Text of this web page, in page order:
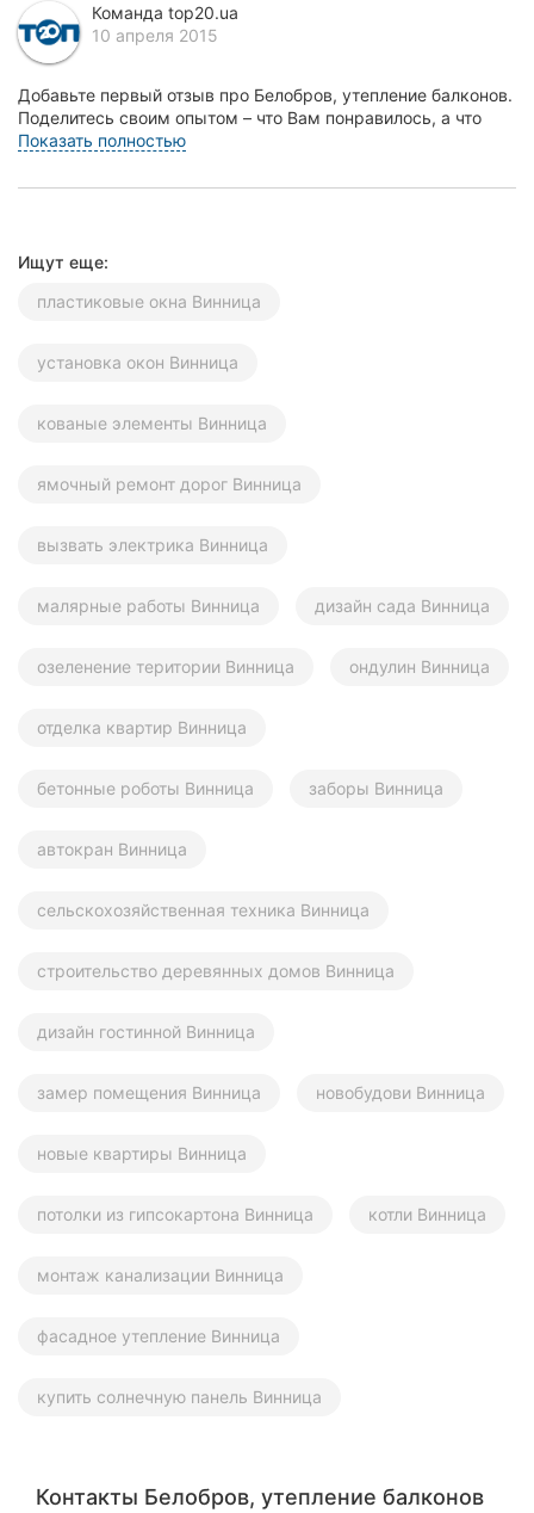
Херсон
Полтава
Чернигов
Сумы
Команда top20.ua
10 апреля 2015
Добавьте первый отзыв про Белобров, утепление балконов.
Поделитесь своим опытом – что Вам понравилось, а что
нет! Это поможет другим жителям Винницы...
Показать полностью
Ищут еще:
пластиковые окна Винница
установка окон Винница
кованые элементы Винница
ямочный ремонт дорог Винница
вызвать электрика Винница
малярные работы Винница дизайн сада Винница
озеленение територии Винница ондулин Винница
отделка квартир Винница
бетонные роботы Винница заборы Винница
автокран Винница
сельскохозяйственная техника Винница
строительство деревянных домов Винница
дизайн гостинной Винница
замер помещения Винница новобудови Винница
новые квартиры Винница
потолки из гипсокартона Винница котли Винница
монтаж канализации Винница
фасадное утепление Винница
купить солнечную панель Винница
Контакты Белобров, утепление балконов